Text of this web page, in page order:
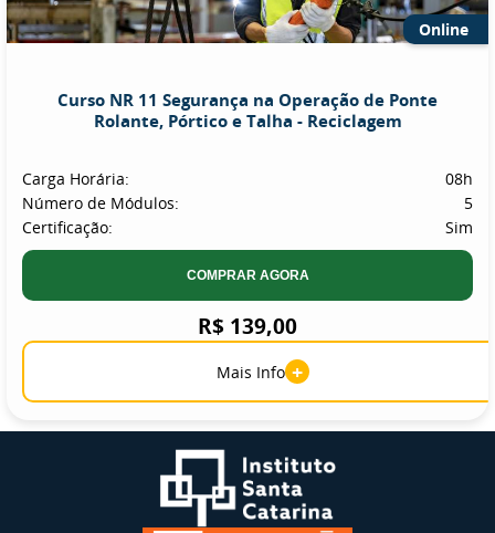
Online
Curso NR 11 Segurança na Operação de Ponte
Rolante, Pórtico e Talha - Reciclagem
Carga Horária:
08h
Número de Módulos:
5
Certificação:
Sim
COMPRAR AGORA
R$ 139,00
Mais Info +